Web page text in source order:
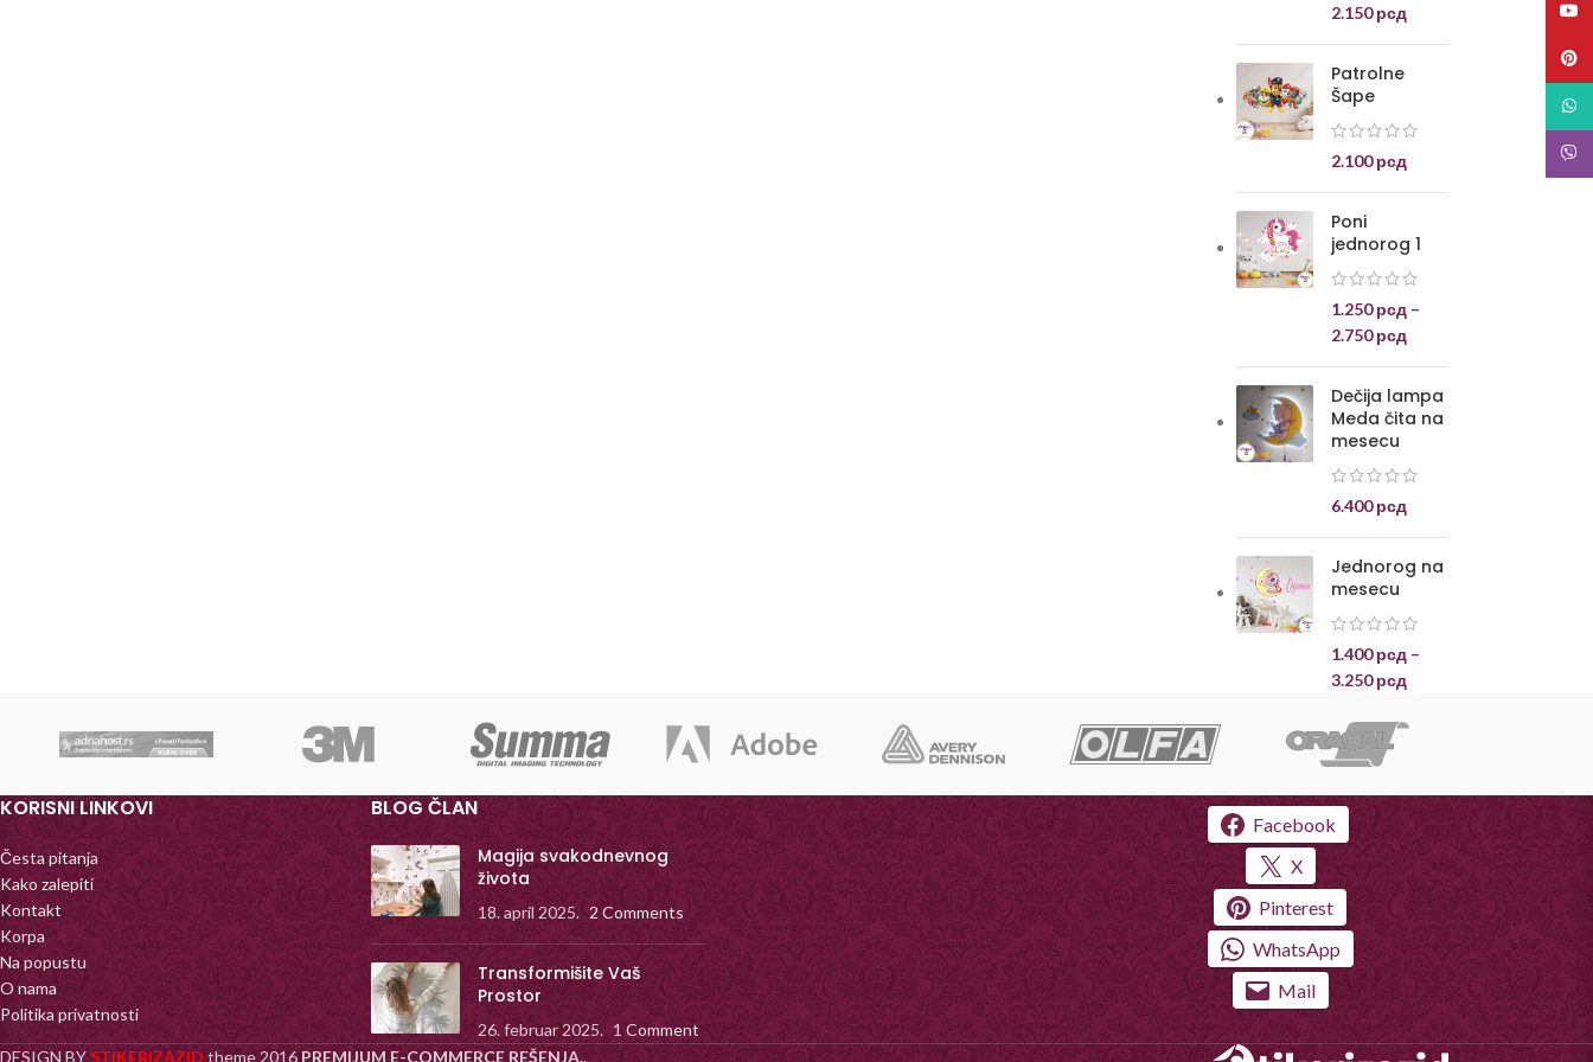
2.150рсд
Patrolne
Šape
2.100рсд
Poni
jednorog 1
1.250рсд –
2.750рсд
Dečija lampa
Meda čita na
mesecu
6.400рсд
Jednorog na
mesecu
1.400рсд –
3.250рсд
KORISNI LINKOVI
Česta pitanja
Kako zalepiti
Kontakt
Korpa
Na popustu
O nama
Politika privatnosti
BLOG ČLAN
Magija svakodnevnog
života
18. april 2025. 2 Comments
Transformišite Vaš
Prostor
26. februar 2025. 1 Comment
Facebook
X
Pinterest
WhatsApp
Mail
DESIGN BYSTIKERIZAZID theme 2016 PREMIJUM E-COMMERCE REŠENJA..
Viber